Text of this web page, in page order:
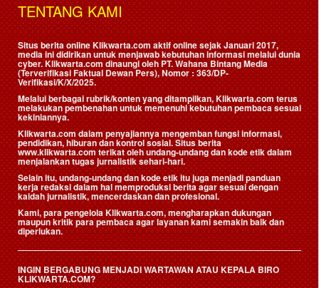
TENTANG KAMI
Situs berita online Klikwarta.com aktif online sejak Januari 2017,
media ini didirikan untuk menjawab kebutuhan informasi melalui dunia
cyber. Klikwarta.com dinaungi oleh PT. Wahana Bintang Media
(Terverifikasi Faktual Dewan Pers), Nomor : 363/DP-
Verifikasi/K/X/2025.
Melalui berbagai rubrik/konten yang ditampilkan, Klikwarta.com terus
melakukan pembenahan untuk memenuhi kebutuhan pembaca sesuai
kekiniannya.
Klikwarta.com dalam penyajiannya mengemban fungsi informasi,
pendidikan, hiburan dan kontrol sosial. Situs berita
www.klikwarta.com terikat oleh undang-undang dan kode etik dalam
menjalankan tugas jurnalistik sehari-hari.
Selain itu, undang-undang dan kode etik itu juga menjadi panduan
kerja redaksi dalam hal memproduksi berita agar sesuai dengan
kaidah jurnalistik, mencerdaskan dan profesional.
Kami, para pengelola Klikwarta.com, mengharapkan dukungan
maupun kritik para pembaca agar layanan kami semakin baik dan
diperlukan.
INGIN BERGABUNG MENJADI WARTAWAN ATAU KEPALA BIRO
KLIKWARTA.COM?